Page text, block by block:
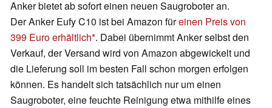
Anker bietet ab sofort einen neuen Saugroboter an.
Der Anker Eufy C10 ist bei Amazon füreinen Preis von
399 Euro erhältlich . Dabei übernimmt Anker selbst den
Verkauf, der Versand wird von Amazon abgewickelt und
die Lieferung soll im besten Fall schon morgen erfolgen
können. Es handelt sich tatsächlich nur um einen
Saugroboter, eine feuchte Reinigung etwa mithilfe eines